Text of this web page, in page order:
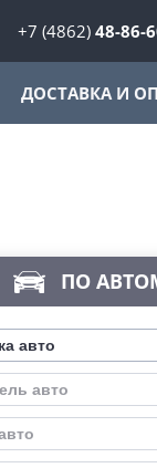
+7 (4862) 48-86-
ДОСТАВКА И
ПО
авто
авто